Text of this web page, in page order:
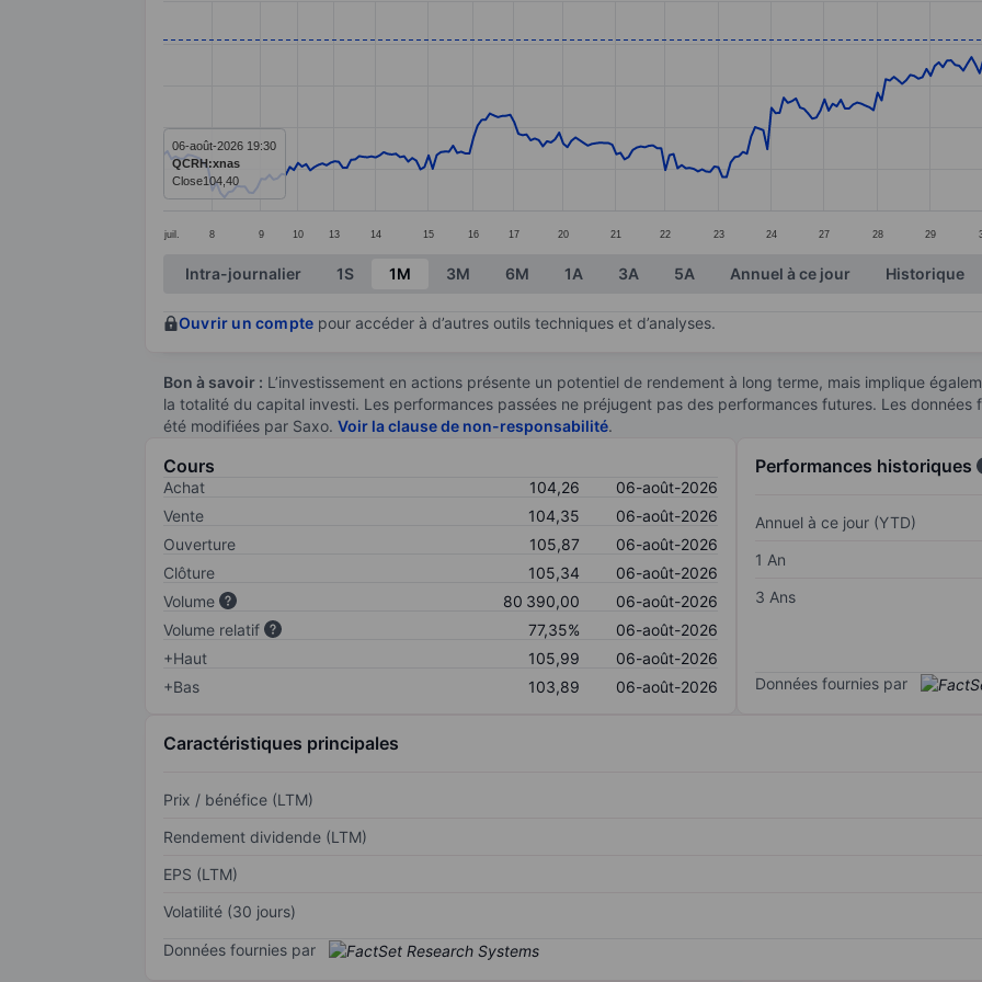
The chart has 1 Y axis displaying values. Data ranges from 93.94 to 105.87.
juil. 8 9 10 13 14 15 16 17 20 21 22 23 24 27 28 29
06-août-2026 19:30
QCRH:xnas
Close104,40
End of interactive chart.
Intra-journalier 1S 1M 3M 6M 1A 3A 5A Annuel à ce jour Historique
Ouvrir un compte pour accéder à d’autres outils techniques et d’analyses.
Bon à savoir : L’investissement en actions présente un potentiel de rendement à long terme, mais implique
la totalité du capital investi. Les performances passées ne préjugent pas des performances futures. Les données
été modifiées par Saxo. Voir la clause de non-responsabilité.
Cours
Achat 104,26
06-août-2026
Vente
104,35
06-août-2026
Ouverture
105,87
06-août-2026
Clôture
105,34
06-août-2026
Volume
80 390,00
06-août-2026
Volume relatif
77,35%
06-août-2026
+Haut
105,99
06-août-2026
+Bas
103,89 06-août-2026
Performances historiques
Annuel à ce jour (YTD)
1 An
3 Ans
Données fournies par
Caractéristiques principales
Prix / bénéfice (LTM)
Rendement dividende (LTM)
EPS (LTM)
Volatilité (30 jours)
Données fournies par